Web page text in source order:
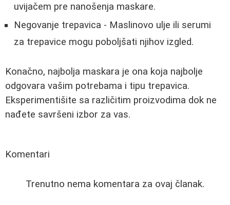
uvijačem pre nanošenja maskare.
Negovanje trepavica - Maslinovo ulje ili serumi
za trepavice mogu poboljšati njihov izgled.
Konačno, najbolja maskara je ona koja najbolje
odgovara vašim potrebama i tipu trepavica.
Eksperimentišite sa različitim proizvodima dok ne
nađete savršeni izbor za vas.
Komentari
Trenutno nema komentara za ovaj članak.